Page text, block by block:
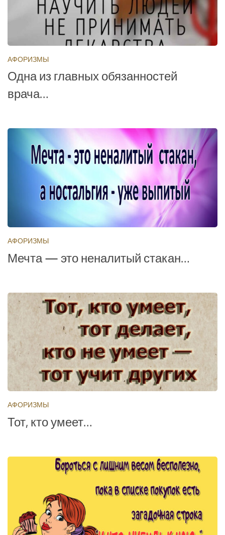
АФОРИЗМЫ
Одна из главных обязанностей
врача…
АФОРИЗМЫ
Мечта — это неналитый стакан…
АФОРИЗМЫ
Тот, кто умеет…